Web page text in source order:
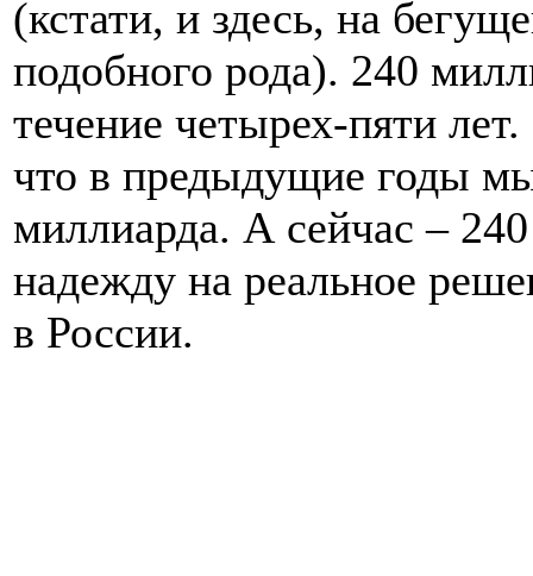
(кстати, и здесь, на
подобного рода). 240
течение четырех-пяти
что в предыдущие годы
миллиарда. А сейчас –
надежду на реальное
в России.